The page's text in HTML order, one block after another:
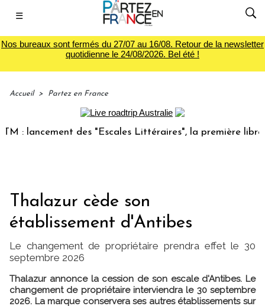
☰
Nos bureaux sont fermés du 27/07 au 16/08. Retour de la newsletter
quotidienne le 24/08/2026. Bel été !
Accueil > Partez en France
des "Escales Littéraires", la première librairie
Thalazur cède son
établissement d'Antibes
Le changement de propriétaire prendra effet le 30
septembre 2026
Thalazur annonce la cession de son escale d'Antibes. Le
changement de propriétaire interviendra le 30 septembre
2026. La marque conservera ses autres établissements sur